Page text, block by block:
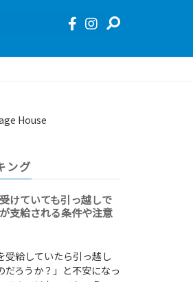
ング
けていても引っ越しで
支給される条件や注意
受給していたら引っ越し
だろうか？」と不安になっ